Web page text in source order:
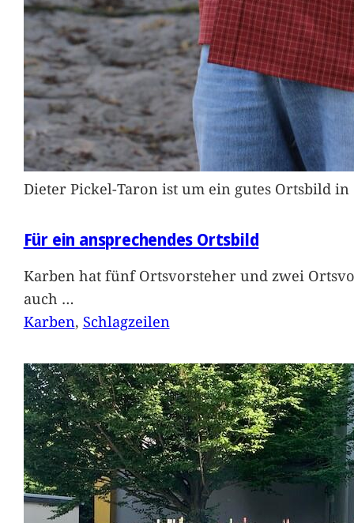
Dieter Pickel-Taron ist um ein gutes Ortsbild
Für ein ansprechendes Ortsbild
Karben hat fünf Ortsvorsteher und zwei
auch …
Karben, Schlagzeilen